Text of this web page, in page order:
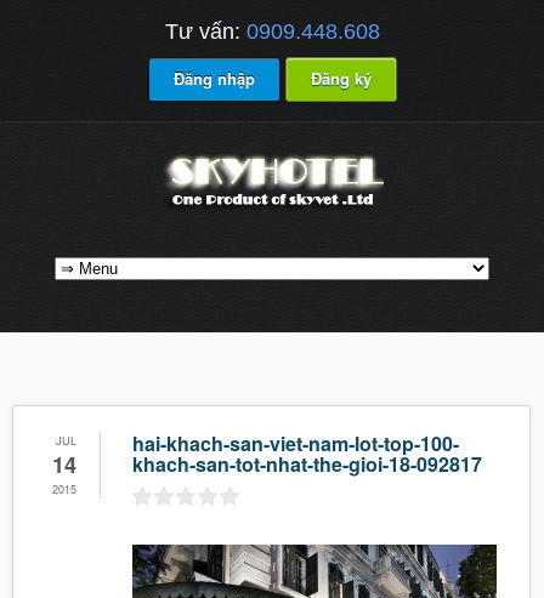
Tư vấn: 0909.448.608
Đăng nhập Đăng ký
JUL
14
2015
hai-khach-san-viet-nam-lot-top-100-
khach-san-tot-nhat-the-gioi-18-092817